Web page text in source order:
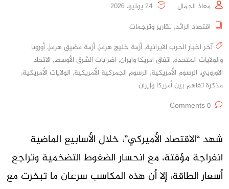
معاذ الجمال
اقتصاد الرائد, تقارير وترجمات
آخر اخبار الحرب الايرانية, أزمة خليج هرمز, أزمة مضيق هرمز, أوروبا
والولايات المتحدة, اتفاق امريكا وايران, اضرابات الشرق الأوسط, الاتحاد
الاوروبي, الرسوم الأمريكية, الرسوم الجمركية الأمريكية, الولايات الأمريكية,
مذكرة تفاهم بين أمريكا وإيران
شهد “الاقتصاد الأميركي”، خلال الأسابيع الماضية
انفراجة مؤقتة، مع انحسار الضغوط التضخمية وتراجع
أسعار الطاقة، إلا أن هذه المكاسب سرعان ما تبخرت مع